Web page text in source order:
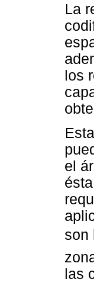
La
los
el
son
las